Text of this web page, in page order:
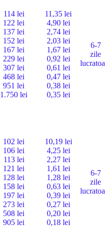
114 lei
122 lei
137 lei
152 lei
167 lei
229 lei
307 lei
468 lei
951 lei
1.750 lei
11,35 lei
4,90 lei
2,74 lei
2,03 lei
1,67 lei
0,92 lei
0,61 lei
0,47 lei
0,38 lei
0,35 lei
6-7
zile
102 lei
106 lei
113 lei
121 lei
128 lei
158 lei
197 lei
273 lei
508 lei
905 lei
10,19 lei
4,25 lei
2,27 lei
1,61 lei
1,28 lei
0,63 lei
0,39 lei
0,27 lei
0,20 lei
0,18 lei
6-7
zile